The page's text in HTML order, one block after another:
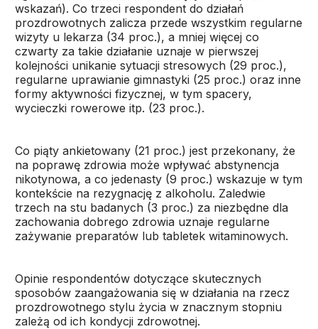
wskazań). Co trzeci respondent do działań
prozdrowotnych zalicza przede wszystkim regularne
wizyty u lekarza (34 proc.), a mniej więcej co
czwarty za takie działanie uznaje w pierwszej
kolejności unikanie sytuacji stresowych (29 proc.),
regularne uprawianie gimnastyki (25 proc.) oraz inne
formy aktywności fizycznej, w tym spacery,
wycieczki rowerowe itp. (23 proc.).
Co piąty ankietowany (21 proc.) jest przekonany, że
na poprawę zdrowia może wpływać abstynencja
nikotynowa, a co jedenasty (9 proc.) wskazuje w tym
kontekście na rezygnację z alkoholu. Zaledwie
trzech na stu badanych (3 proc.) za niezbędne dla
zachowania dobrego zdrowia uznaje regularne
zażywanie preparatów lub tabletek witaminowych.
Opinie respondentów dotyczące skutecznych
sposobów zaangażowania się w działania na rzecz
prozdrowotnego stylu życia w znacznym stopniu
zależą od ich kondycji zdrowotnej.